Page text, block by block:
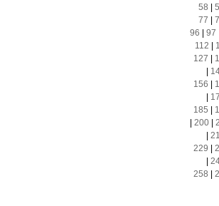
58
77
96
97
112
127
156
185
200|
229
258